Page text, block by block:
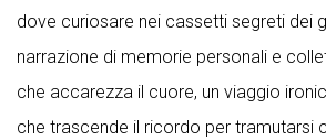
dove curiosare nei cassetti segreti dei
narrazione di memorie personali e
che accarezza il cuore, un viaggio
che trascende il ricordo per tramutarsi